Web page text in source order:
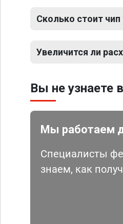
Сколько стоит чип
Увеличится ли
Вы не узнаете
Мы работаем
Специалисты
знаем, как